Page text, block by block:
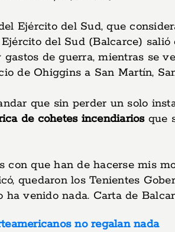
Ejército del Sud, que
del Sud (Balcarce)
de guerra, mientras se
Ohiggins a San Martín,
que sin perder un solo
de cohetes incendiariosque
que han de hacerse mis
quedaron los Tenientes
venido nada. Carta de
no regalan nada